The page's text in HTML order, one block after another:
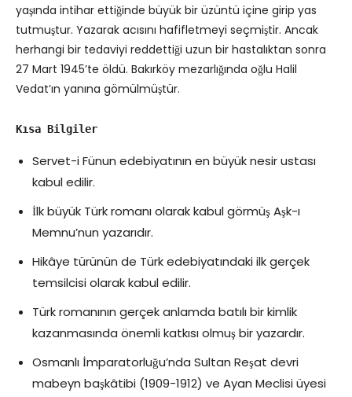
yaşında intihar ettiğinde büyük bir üzüntü içine girip yas
tutmuştur. Yazarak acısını hafifletmeyi seçmiştir. Ancak
herhangi bir tedaviyi reddettiği uzun bir hastalıktan sonra
27 Mart 1945’te öldü. Bakırköy mezarlığında oğlu Halil
Vedat’ın yanına gömülmüştür.
Kısa Bilgiler
Servet-i Fünun edebiyatının en büyük nesir ustası
kabul edilir.
İlk büyük Türk romanı olarak kabul görmüş Aşk-ı
Memnu’nun yazarıdır.
Hikâye türünün de Türk edebiyatındaki ilk gerçek
temsilcisi olarak kabul edilir.
Türk romanının gerçek anlamda batılı bir kimlik
kazanmasında önemli katkısı olmuş bir yazardır.
Osmanlı İmparatorluğu’nda Sultan Reşat devri
mabeyn başkâtibi (1909-1912) ve Ayan Meclisi üyesi